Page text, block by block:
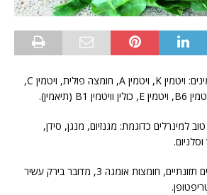
תרד הינו מקור טוב לוויטמינים: ויטמין K, ויטמין A, חומצה פולית, ויטמין C,
למינרלים כדוגמת: מגנזיום, מנגן, סידן,
בנוסף, התרד עשיר בסיבים תזונתיים, חומצות אומגה 3, מדובר בירק עשיר